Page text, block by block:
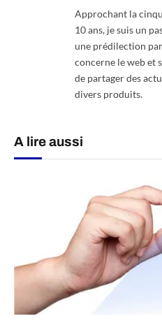
Approchant la
10 ans, je suis un
une prédilection
concerne le web et
de partager des
divers produits.
A lire aussi